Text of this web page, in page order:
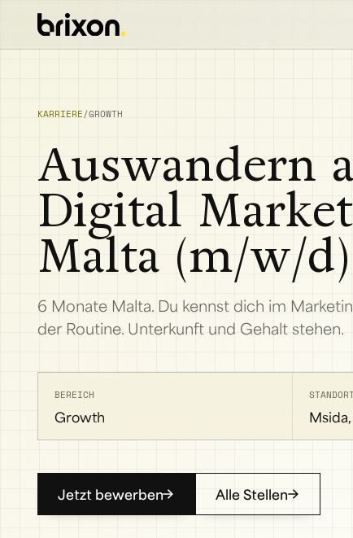
KARRIERE/GROWTH
Auswandern
Digital
Malta (m/w/d)
6 Monate Malta. Du kennst dich im
der Routine. Unterkunft und Gehalt stehen.
BEREICH
Growth
STANDORT
Jetzt bewerben Alle Stellen